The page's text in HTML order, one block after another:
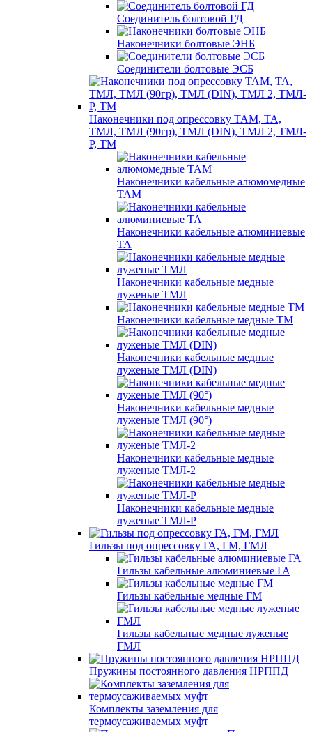
Соединитель болтовой ГД
Наконечники болтовые ЭНБ
Соединители болтовые ЭСБ
Наконечники под опрессовку ТАМ, ТА,
ТМЛ, ТМЛ (90гр), ТМЛ (DIN), ТМЛ 2, ТМЛ-
Р, ТМ
Наконечники кабельные алюмомедные
ТАМ
Наконечники кабельные алюминиевые
ТА
Наконечники кабельные медные
луженые ТМЛ
Наконечники кабельные медные ТМ
Наконечники кабельные медные
луженые ТМЛ (DIN)
Наконечники кабельные медные
луженые ТМЛ (90°)
Наконечники кабельные медные
луженые ТМЛ-2
Наконечники кабельные медные
луженые ТМЛ-Р
Гильзы под опрессовку ГА, ГМ, ГМЛ
Гильзы кабельные алюминиевые ГА
Гильзы кабельные медные ГМ
Гильзы кабельные медные луженые
ГМЛ
Пружины постоянного давления НРППД
Комплекты заземления для
термоусаживаемых муфт